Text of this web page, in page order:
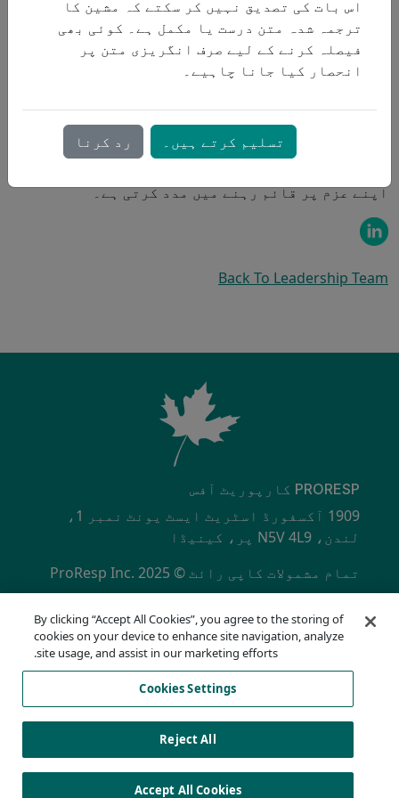
لیے نئے مواقع کی نشاندہی کرنے میں کلیدی کردار
ادا کرتی ہے۔
سینڈرا اونٹاریو کی سینئر رہنے والی کمیونٹیز کے
بارے میں گہری سمجھ رکھتی ہے۔ وہ ProResp کو
معیاری نگہداشت فراہم کرنے اور رہائشیوں اور ان
اپنے عزم پر قائم رہنے میں مدد کرتی ہے۔
Back To Leadership Team
PRORESP کارپوریٹ آفس
1909 آکسفورڈ اسٹریٹ ایسٹ یونٹ نمبر 1،
لندن، N5V 4L9 پر، کینیڈا
تمام مشمولات کاپی رائٹ © ProResp Inc. 2025
SECONDARY MENU
رازداری کی پالیسی
تعمیل ہاٹ لائن
استعمال کی شرائط
اے او ڈی اے
Cookies Settings
اس بات کی تصدیق نہیں کر سکتے کہ مشین کا
ترجمہ شدہ متن درست یا مکمل ہے۔ کوئی بھی
فیصلہ کرنے کے لیے صرف انگریزی متن پر
انحصار کیا جانا چاہیے۔
تسلیم کرتے ہیں۔ رد کرنا
By clicking “Accept All Cookies”, you agree to the storing of
cookies on your device to enhance site navigation, analyze
site usage, and assist in our marketing efforts.
Cookies Settings
Reject All
Accept All Cookies